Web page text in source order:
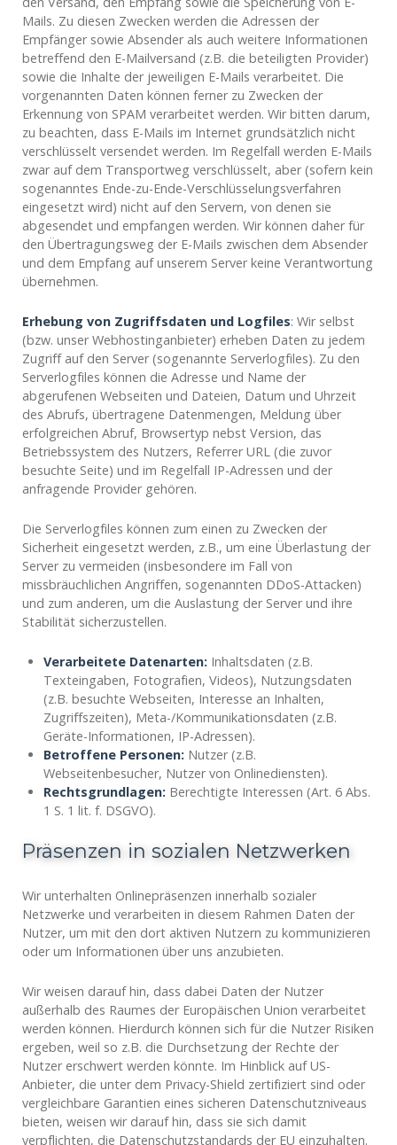
Mails. Zu diesen Zwecken werden die Adressen der
Empfänger sowie Absender als auch weitere Informationen
betreffend den E-Mailversand (z.B. die beteiligten Provider)
sowie die Inhalte der jeweiligen E-Mails verarbeitet. Die
vorgenannten Daten können ferner zu Zwecken der
Erkennung von SPAM verarbeitet werden. Wir bitten darum,
zu beachten, dass E-Mails im Internet grundsätzlich nicht
verschlüsselt versendet werden. Im Regelfall werden E-Mails
zwar auf dem Transportweg verschlüsselt, aber (sofern kein
sogenanntes Ende-zu-Ende-Verschlüsselungsverfahren
eingesetzt wird) nicht auf den Servern, von denen sie
abgesendet und empfangen werden. Wir können daher für
den Übertragungsweg der E-Mails zwischen dem Absender
und dem Empfang auf unserem Server keine Verantwortung
übernehmen.
Erhebung von Zugriffsdaten und Logfiles: Wir selbst
(bzw. unser Webhostinganbieter) erheben Daten zu jedem
Zugriff auf den Server (sogenannte Serverlogfiles). Zu den
Serverlogfiles können die Adresse und Name der
abgerufenen Webseiten und Dateien, Datum und Uhrzeit
des Abrufs, übertragene Datenmengen, Meldung über
erfolgreichen Abruf, Browsertyp nebst Version, das
Betriebssystem des Nutzers, Referrer URL (die zuvor
besuchte Seite) und im Regelfall IP-Adressen und der
anfragende Provider gehören.
Die Serverlogfiles können zum einen zu Zwecken der
Sicherheit eingesetzt werden, z.B., um eine Überlastung der
Server zu vermeiden (insbesondere im Fall von
missbräuchlichen Angriffen, sogenannten DDoS-Attacken)
und zum anderen, um die Auslastung der Server und ihre
Stabilität sicherzustellen.
Verarbeitete Datenarten: Inhaltsdaten (z.B.
Texteingaben, Fotografien, Videos), Nutzungsdaten
(z.B. besuchte Webseiten, Interesse an Inhalten,
Zugriffszeiten), Meta-/Kommunikationsdaten (z.B.
Geräte-Informationen, IP-Adressen).
Betroffene Personen: Nutzer (z.B.
Webseitenbesucher, Nutzer von Onlinediensten).
Rechtsgrundlagen: Berechtigte Interessen (Art. 6 Abs.
1 S. 1 lit. f. DSGVO).
Präsenzen in sozialen Netzwerken
Wir unterhalten Onlinepräsenzen innerhalb sozialer
Netzwerke und verarbeiten in diesem Rahmen Daten der
Nutzer, um mit den dort aktiven Nutzern zu kommunizieren
oder um Informationen über uns anzubieten.
Wir weisen darauf hin, dass dabei Daten der Nutzer
außerhalb des Raumes der Europäischen Union verarbeitet
werden können. Hierdurch können sich für die Nutzer Risiken
ergeben, weil so z.B. die Durchsetzung der Rechte der
Nutzer erschwert werden könnte. Im Hinblick auf US-
Anbieter, die unter dem Privacy-Shield zertifiziert sind oder
vergleichbare Garantien eines sicheren Datenschutzniveaus
bieten, weisen wir darauf hin, dass sie sich damit
verpflichten, die Datenschutzstandards der EU einzuhalten.